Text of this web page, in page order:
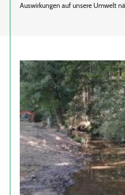
Auswirkungen auf unsere Umwelt